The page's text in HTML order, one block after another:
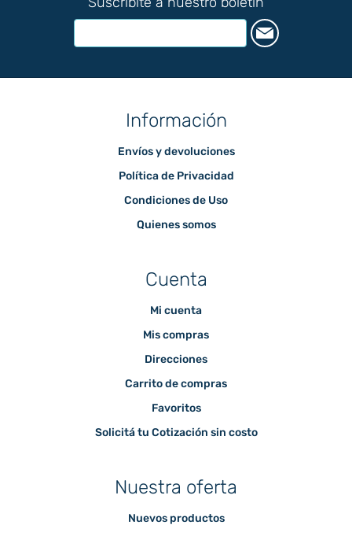
Información
Envíos y devoluciones
Política de Privacidad
Condiciones de Uso
Quienes somos
Cuenta
Mi cuenta
Mis compras
Direcciones
Carrito de compras
Favoritos
Solicitá tu Cotización sin costo
Nuestra oferta
Nuevos productos